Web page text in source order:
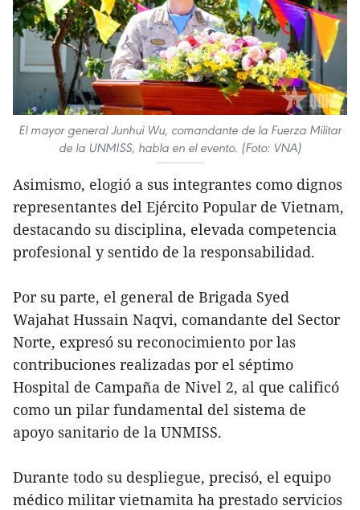
El mayor general Junhui Wu, comandante de la Fuerza Militar
de la UNMISS, habla en el evento. (Foto: VNA)
Asimismo, elogió a sus integrantes como dignos
representantes del Ejército Popular de Vietnam,
destacando su disciplina, elevada competencia
profesional y sentido de la responsabilidad.
Por su parte, el general de Brigada Syed
Wajahat Hussain Naqvi, comandante del Sector
Norte, expresó su reconocimiento por las
contribuciones realizadas por el séptimo
Hospital de Campaña de Nivel 2, al que calificó
como un pilar fundamental del sistema de
apoyo sanitario de la UNMISS.
Durante todo su despliegue, precisó, el equipo
médico militar vietnamita ha prestado servicios